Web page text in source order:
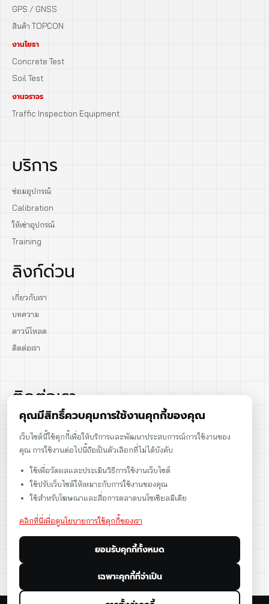
GPS / GNSS
สินค้า TOPCON
งานโยธา
Concrete Test
Soil Test
งานจราจร
Traffic Inspection Equipment
บริการ
ซ่อมอุปกรณ์
Calibration
ให้เช่าอุปกรณ์
Training
ลิงก์ด่วน
เกี่ยวกับเรา
บทความ
ดาวน์โหลด
ติดต่อเรา
ติดต่อเรา
086-086-2000
sales@cst.co.th
คุณมีสิทธิ์ควบคุมการใช้งานคุกกี้ของคุณ
เว็บไซต์นี้ใช้คุกกี้เพื่อให้บริการและพัฒนาประสบการณ์การใช้งานของ
คุณ การใช้งานต่อไปนี้ถือเป็นตัวเลือกที่ไม่ได้บังคับ
ใช้เพื่อวัดผลและประเมินวิธีการใช้งานเว็บไซต์
ใช้ปรับเว็บไซต์ให้เหมาะกับการใช้งานของคุณ
ใช้สำหรับโฆษณาและสื่อการตลาดบนโซเชียลมีเดีย
คลิกที่นี่เพื่อดูนโยบายการใช้คุกกี้ของเรา
ยอมรับคุกกี้ทั้งหมด
เฉพาะคุกกี้ที่จำเป็น